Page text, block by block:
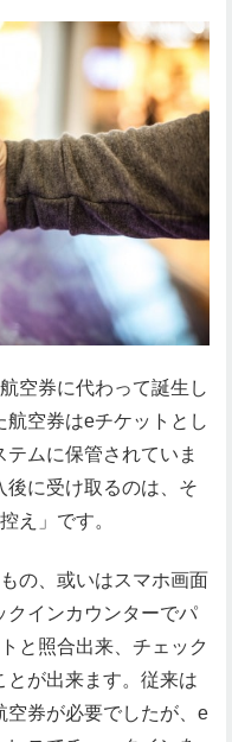
空券に代わって誕生し
空券はeチケットとし
ムに保管されていま
後に受け取るのは、そ
え」です。
の、或いはスマホ画面
クインカウンターでパ
と照合出来、チェック
とが出来ます。従来は
空券が必要でしたが、e